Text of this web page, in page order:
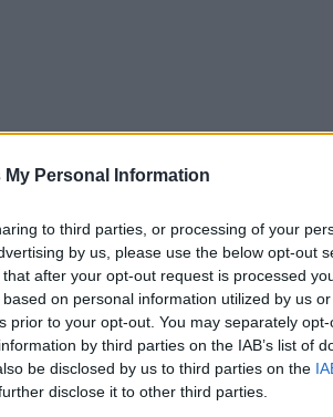
My Personal Information
to third parties, or processing of your
by us, please use the below opt-out
after your opt-out request is processed
on personal information utilized by us
prior to your opt-out. You may separately
by third parties on the IAB’s list of
be disclosed by us to third parties on the
disclose it to other third parties.